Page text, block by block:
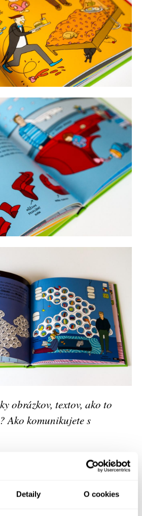
Detaily O cookies
obrázkov, textov, ako to
Ako komunikujete s
jednotlivý problém v
– program, ktorý nám
témy, rozdeľovať ich a